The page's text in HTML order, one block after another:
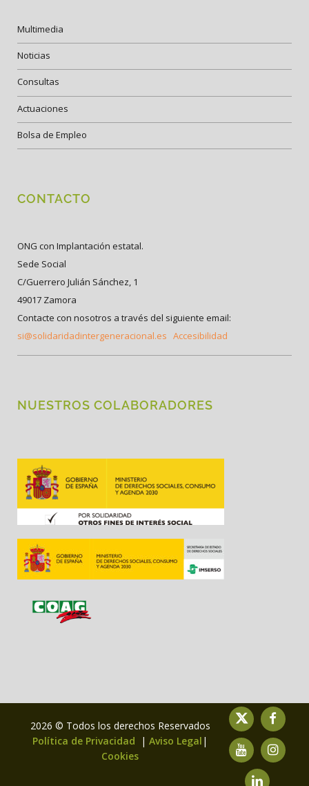
Multimedia
Noticias
Consultas
Actuaciones
Bolsa de Empleo
CONTACTO
ONG con Implantación estatal.
Sede Social
C/Guerrero Julián Sánchez, 1
49017 Zamora
Contacte con nosotros a través del siguiente email:
si@solidaridadintergeneracional.es Accesibilidad
NUESTROS COLABORADORES
2026 © Todos los derechos Reservados
Política de Privacidad
| Aviso Legal |
Cookies